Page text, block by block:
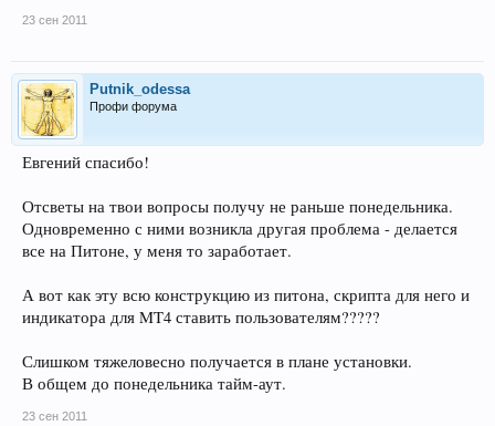
23 сен 2011
Putnik_odessa
Профи форума
Евгений спасибо!
Отсветы на твои вопросы получу не раньше понедельника.
Одновременно с ними возникла другая проблема - делается
все на Питоне, у меня то заработает.
А вот как эту всю конструкцию из питона, скрипта для него и
индикатора для MT4 ставить пользователям?????
Слишком тяжеловесно получается в плане установки.
В общем до понедельника тайм-аут.
23 сен 2011